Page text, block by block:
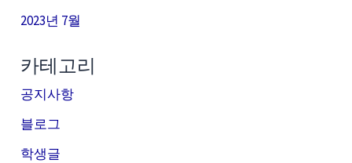
2023년 7월
카테고리
공지사항
블로그
학생글